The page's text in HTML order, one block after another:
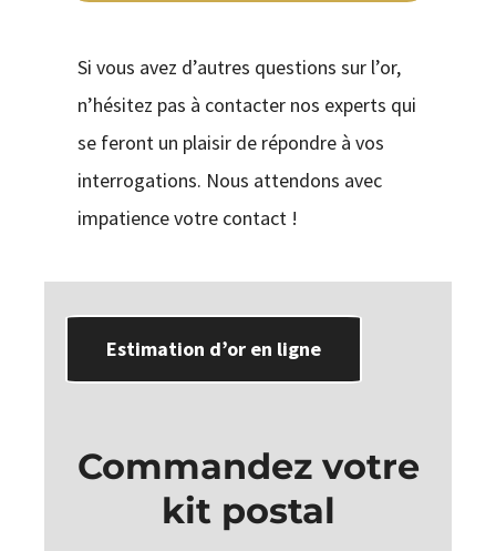
Si vous avez d’autres questions sur l’or,
n’hésitez pas à contacter nos experts qui
se feront un plaisir de répondre à vos
interrogations. Nous attendons avec
impatience votre contact !
Estimation d’or en ligne
Commandez votre
kit postal